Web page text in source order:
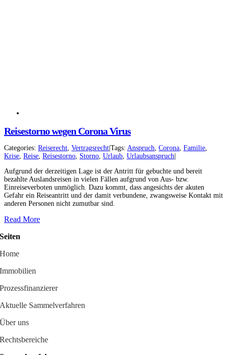
Reisestorno wegen Corona Virus
Categories: Reiserecht, Vertragsrecht Tags: Anspruch, Corona, Familie,
Krise, Reise, Reisestorno, Storno, Urlaub, Urlaubsanspruch
Aufgrund der derzeitigen Lage ist der Antritt für gebuchte und bereit
bezahlte Auslandsreisen in vielen Fällen aufgrund von Aus- bzw.
Einreiseverboten unmöglich. Dazu kommt, dass angesichts der akuten
Gefahr ein Reiseantritt und der damit verbundene, zwangsweise Kontakt mit
anderen Personen nicht zumutbar sind.
Read More
Seiten
Home
Immobilien
Prozessfinanzierer
Aktuelle Sammelverfahren
Über uns
Rechtsbereiche